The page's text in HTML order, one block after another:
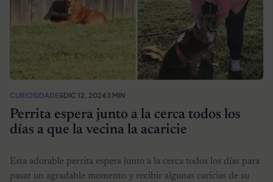
CURIOSIDADESDIC 12, 20243 MIN
Perrita espera junto a la cerca todos los
días a que la vecina la acaricie
Esta adorable perrita espera junto a la cerca todos los días para
pasar un agradable momento y recibir algunas caricias de su